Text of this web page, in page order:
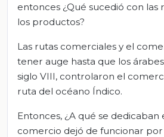
entonces ¿Qué sucedió con las
los productos?
Las rutas comerciales y el
tener auge hasta que los
siglo VIII, controlaron el
ruta del océano Índico.
Entonces, ¿A qué se dedicaban
comercio dejó de funcionar